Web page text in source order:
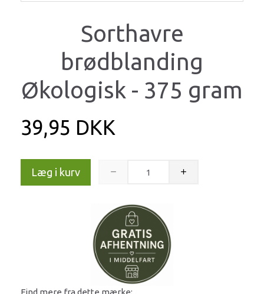
Sorthavre
brødblanding
Økologisk - 375 gram
39,95 DKK
Læg i kurv
Find mere fra dette mærke: